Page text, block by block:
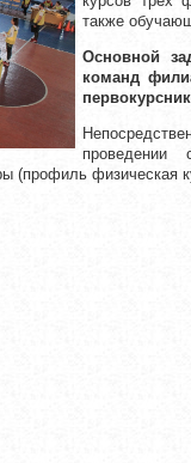
также
Основной
команд
проведении
(профиль физическая